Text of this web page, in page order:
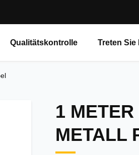
Qualitätskontrolle Treten Sie
1
METALL